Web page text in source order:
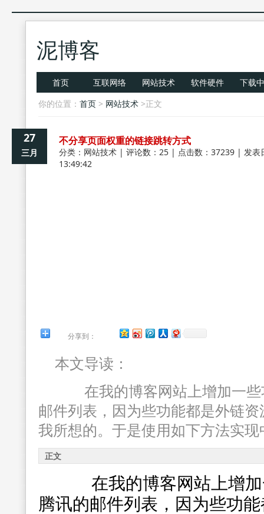
泥博客
首页 互联网络 网站技术 软件硬件
下载
你的位置： 首页 > 网站技术 >正文
27
三月
不分享页面权重的链接跳转方式
分类： 网站技术 | 评论数：25 | 点击数：37239 | 发表
13:49:42
分享到：
本文导读：
在我的博客网站上增加一些
邮件列表，因为些功能都是外链
我所想的。于是使用如下方法实现
正文
在我的博客网站上增加
腾讯的邮件列表，因为些功